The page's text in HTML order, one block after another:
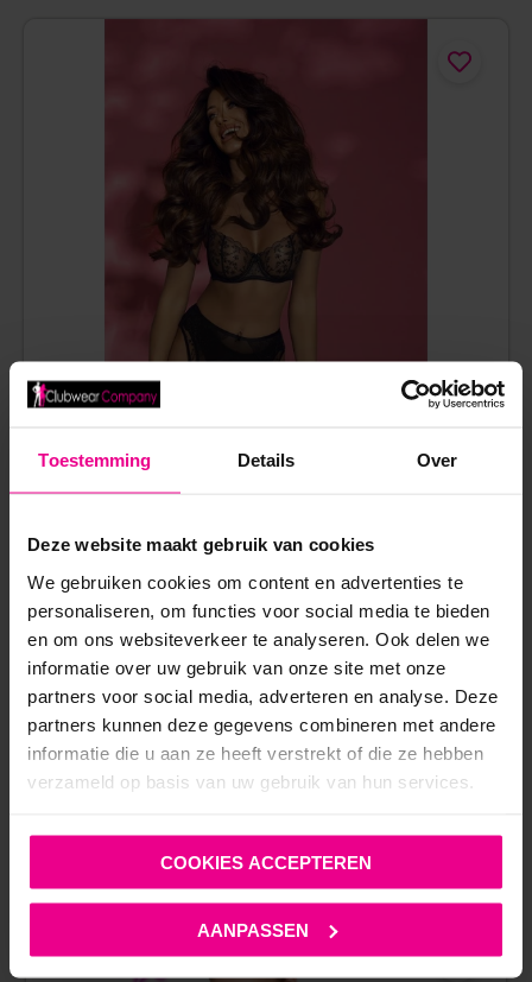
Toestemming Details Over
Deze website maakt gebruik van cookies
We gebruiken cookies om content en advertenties te
personaliseren, om functies voor social media te bieden
en om ons websiteverkeer te analyseren. Ook delen we
informatie over uw gebruik van onze site met onze
partners voor social media, adverteren en analyse. Deze
partners kunnen deze gegevens combineren met andere
informatie die u aan ze heeft verstrekt of die ze hebben
verzameld op basis van uw gebruik van hun services.
COOKIES ACCEPTEREN
AANPASSEN
AXAMI – LUXE ZWARTE BH MIA MET BORDUURSEL
Op voorraad
€44,95
ANDERE MENSEN BEKEKEN OOK: